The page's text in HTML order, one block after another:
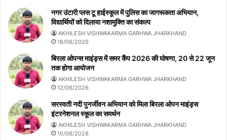
नगर उंटारी प्लस टू हाईस्कूल में पुलिस का जागरूकता अभियान,
विद्यार्थियों को दिलाया नशामुक्ति का संकल्प
AKHILESH VISHWAKARMA GARHWA JHARKHAND
18/06/2026
बिरला ओपन्स माइंड्स में समर कैंप 2026 की घोषणा, 20 से 22 जून
तक होगा आयोजन
AKHILESH VISHWAKARMA GARHWA JHARKHAND
12/06/2026
सरस्वती नदी पुनर्जीवन अभियान को मिला बिरला ओपन माइंड्स
इंटरनेशनल स्कूल का समर्थन
AKHILESH VISHWAKARMA GARHWA JHARKHAND
10/06/2026